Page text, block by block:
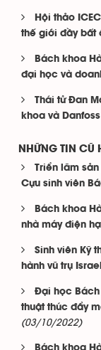
Hội thảo
thế giới đầy bất
Bách khoa
đại học và
Thái tử Đan
khoa và Danfoss
NHỮNG TIN CŨ
Triển lãm
Cựu sinh viên
Bách khoa
nhà máy điện
Sinh viên Kỹ
hành vũ trụ Israel
Đại học Bách
thuật thúc đẩy
(03/10/2022)